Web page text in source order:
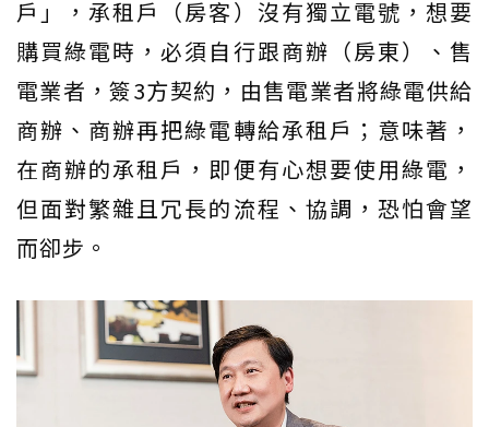
戶」，承租戶（房客）沒有獨立電號，想要
購買綠電時，必須自行跟商辦（房東）、售
電業者，簽3方契約，由售電業者將綠電供給
商辦、商辦再把綠電轉給承租戶；意味著，
在商辦的承租戶，即便有心想要使用綠電，
但面對繁雜且冗長的流程、協調，恐怕會望
而卻步。